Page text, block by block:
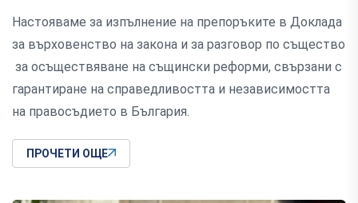
Настояваме за изпълнение на препоръките в Доклада
за върховенство на закона и за разговор по същество
за осъществяване на същински реформи, свързани с
гарантиране на справедливостта и независимостта
на правосъдието в България.
ПРОЧЕТИ ОЩЕ